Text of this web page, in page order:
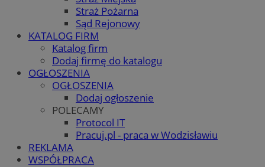
Straż Pożarna
Sąd Rejonowy
KATALOG FIRM
Katalog firm
Dodaj firmę do katalogu
OGŁOSZENIA
OGŁOSZENIA
Dodaj ogłoszenie
POLECAMY
Protocol IT
Pracuj.pl - praca w Wodzisławiu
REKLAMA
WSPÓŁPRACA